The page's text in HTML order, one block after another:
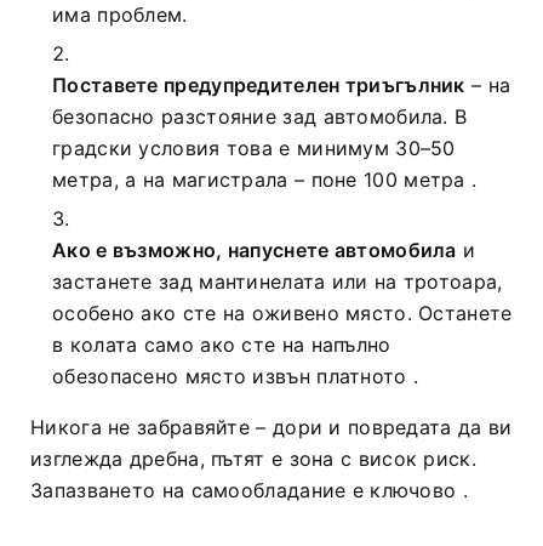
има проблем.
Поставете предупредителен триъгълник – на
безопасно разстояние зад автомобила. В
градски условия това е минимум 30–50
метра, а на магистрала – поне 100 метра .
Ако е възможно, напуснете автомобила и
застанете зад мантинелата или на тротоара,
особено ако сте на оживено място. Останете
в колата само ако сте на напълно
обезопасено място извън платното .
Никога не забравяйте – дори и повредата да ви
изглежда дребна, пътят е зона с висок риск.
Запазването на самообладание е ключово .